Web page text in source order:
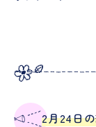
2月24日